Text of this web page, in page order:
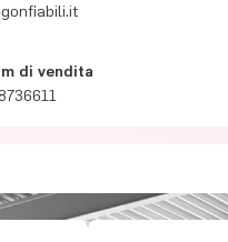
di vendita